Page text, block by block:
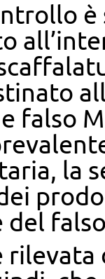
falso
la
del
rilevata